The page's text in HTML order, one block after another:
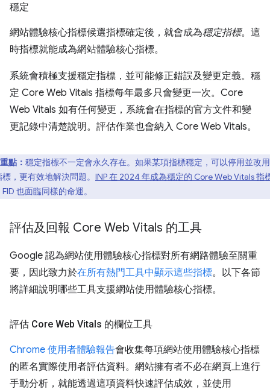
穩定
網站體驗核心指標候選指標確定後，就會成為穩定指標。這
時指標就能成為網站體驗核心指標。
系統會積極支援穩定指標，並可能修正錯誤及變更定義。穩
定 Core Web Vitals 指標每年最多只會變更一次。Core
Web Vitals 如有任何變更，系統會在指標的官方文件和變
更記錄中清楚說明。評估作業也會納入 Core Web Vitals。
重點： 穩定指標不一定會永久存在。如果某項指標穩定，可以停用並改
，更有效地解決問題。 INP 在 2024 年成為穩定的 Core Web Vitals 指
也面臨同樣的命運。
評估及回報 Core Web Vitals 的工具
Google 認為網站使用體驗核心指標對所有網路體驗至關重
要，因此致力於在所有熱門工具中顯示這些指標。以下各節
將詳細說明哪些工具支援網站使用體驗核心指標。
評估 Core Web Vitals 的欄位工具
Chrome 使用者體驗報告會收集每項網站使用體驗核心指標
的匿名實際使用者評估資料。網站擁有者不必在網頁上進行
手動分析，就能透過這項資料快速評估成效，並使用